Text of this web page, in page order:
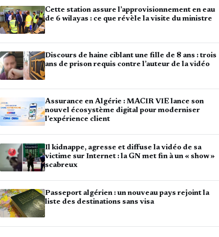
Cette station assure l’approvisionnement en eau
de 6 wilayas : ce que révèle la visite du ministre
Discours de haine ciblant une fille de 8 ans : trois
ans de prison requis contre l’auteur de la vidéo
Assurance en Algérie : MACIR VIE lance son
nouvel écosystème digital pour moderniser
l’expérience client
Il kidnappe, agresse et diffuse la vidéo de sa
victime sur Internet : la GN met fin à un « show »
scabreux
Passeport algérien : un nouveau pays rejoint la
liste des destinations sans visa